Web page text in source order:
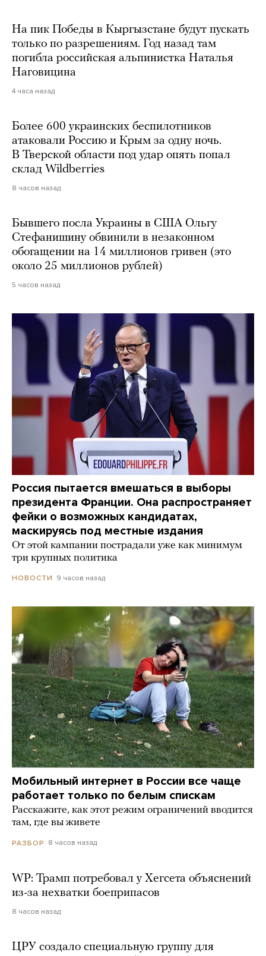
На пик Победы в Кыргызстане будут пускать
только по разрешениям. Год назад там
погибла российская альпинистка Наталья
Наговицина
4 часа назад
Более 600 украинских беспилотников
атаковали Россию и Крым за одну ночь.
В Тверской области под удар опять попал
склад Wildberries
8 часов назад
Бывшего посла Украины в США Ольгу
Стефанишину обвинили в незаконном
обогащении на 14 миллионов гривен (это
около 25 миллионов рублей)
5 часов назад
Россия пытается вмешаться в выборы
президента Франции. Она распространяет
фейки о возможных кандидатах,
маскируясь под местные издания
От этой кампании пострадали уже как минимум
три крупных политика
НОВОСТИ 9 часов назад
Мобильный интернет в России все чаще
работает только по белым спискам
Расскажите, как этот режим ограничений вводится
там, где вы живете
РАЗБОР 8 часов назад
WP: Трамп потребовал у Хегсета объяснений
из-за нехватки боеприпасов
8 часов назад
ЦРУ создало специальную группу для